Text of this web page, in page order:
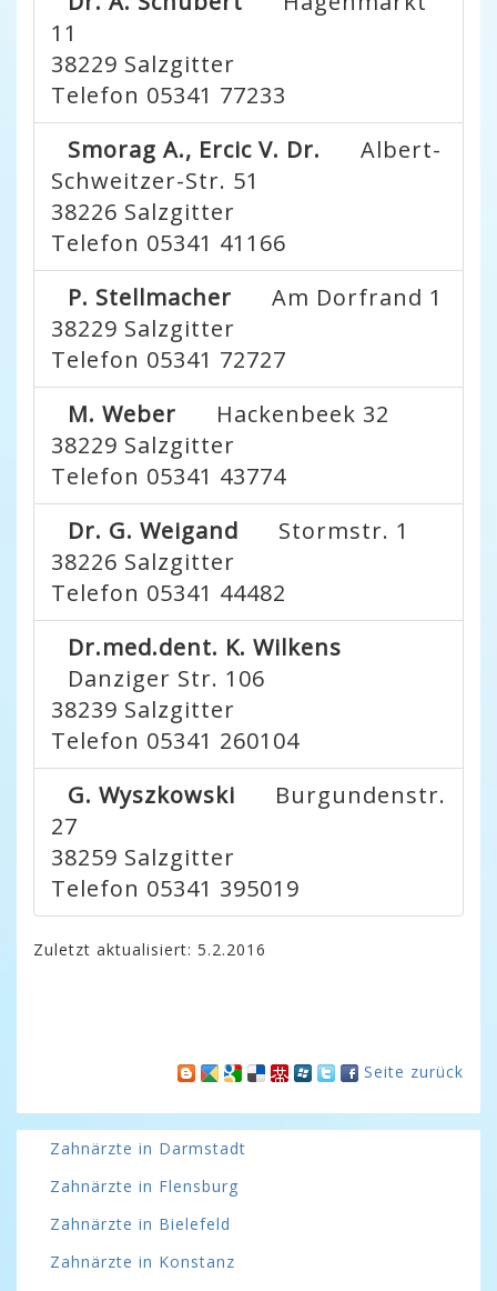
11
38229 Salzgitter
Telefon 05341 77233
Smorag A., Ercic V. Dr.
Albert-
Schweitzer-Str. 51
38226 Salzgitter
Telefon 05341 41166
P. Stellmacher
Am Dorfrand 1
38229 Salzgitter
Telefon 05341 72727
M. Weber
Hackenbeek 32
38229 Salzgitter
Telefon 05341 43774
Dr. G. Weigand
Stormstr. 1
38226 Salzgitter
Telefon 05341 44482
Dr.med.dent. K. Wilkens
Danziger Str. 106
38239 Salzgitter
Telefon 05341 260104
G. Wyszkowski
Burgundenstr.
27
38259 Salzgitter
Telefon 05341 395019
Zuletzt aktualisiert: 5.2.2016
Seite zurück
Zahnärzte in Darmstadt
Zahnärzte in Flensburg
Zahnärzte in Bielefeld
Zahnärzte in Konstanz